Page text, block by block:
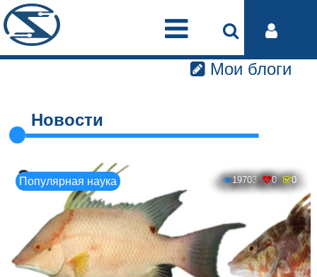
Мои блоги
Новости
Популярная наука 19703 0 0